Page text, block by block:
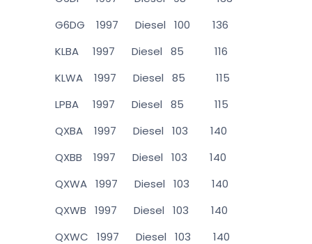
G6DG 1997 Diesel 100 136
KLBA 1997 Diesel 85 116
KLWA 1997 Diesel 85 115
LPBA 1997 Diesel 85 115
QXBA 1997 Diesel 103 140
QXBB 1997 Diesel 103 140
QXWA 1997 Diesel 103 140
QXWB 1997 Diesel 103 140
QXWC 1997 Diesel 103 140